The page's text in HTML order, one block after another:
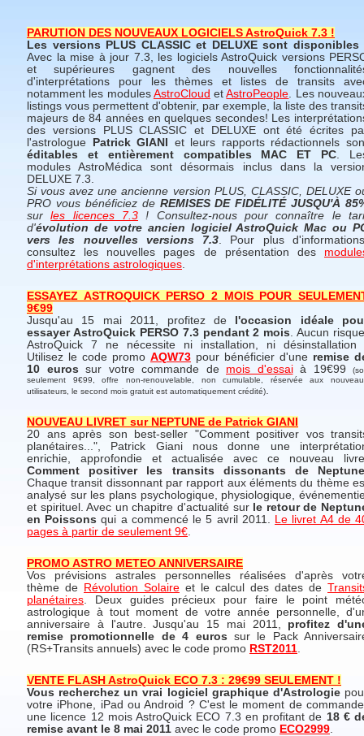
PARUTION DES NOUVEAUX LOGICIELS AstroQuick 7.3 !
Les versions PLUS CLASSIC et DELUXE sont disponibles
Avec la mise à jour 7.3, les logiciels AstroQuick versions
et supérieures gagnent des nouvelles
d'interprétations pour les thèmes et listes de transits
notamment les modules AstroCloud etAstroPeople. Les
listings vous permettent d'obtenir, par exemple, la liste des
majeurs de 84 années en quelques secondes! Les
des versions PLUS CLASSIC et DELUXE ont été écrites
l'astrologue
Patrick GIANI
et leurs rapports rédactionnels
éditables et entièrement compatibles MAC ET PC.
modules AstroMédica sont désormais inclus dans la
DELUXE 7.3.
Si vous avez une ancienne version PLUS, CLASSIC, DELUXE
PRO vous bénéficiez de REMISES DE FIDÉLITÉ JUSQU'À
surles licences 7.3 ! Consultez-nous pour connaître le
d'évolution de votre ancien logiciel AstroQuick Mac ou
vers les nouvelles versions 7.3. Pour plus
consultez les nouvelles pages de présentation des
d'interprétations astrologiques.
ESSAYEZ ASTROQUICK PERSO 2 MOIS POUR
9€99
Jusqu'au 15 mai 2011, profitez de
l'occasion idéale
essayer AstroQuick PERSO 7.3 pendant 2 mois. Aucun
AstroQuick 7 ne nécessite ni installation, ni désinstallation
Utilisez le code promo AQW73 pour bénéficier d'une remise
10 euros sur votre commande de mois d'essaià 19€99
seulement 9€99, offre non-renouvelable, non cumulable, réservée aux
utilisateurs, le second mois gratuit est automatiquement crédité).
NOUVEAU LIVRET sur NEPTUNE de Patrick GIANI
20 ans après son best-seller "Comment positiver vos
planétaires...", Patrick Giani nous donne une
enrichie, approfondie et actualisée avec ce nouveau
Comment positiver les transits dissonants de Neptune
Chaque transit dissonnant par rapport aux éléments du thème
analysé sur les plans psychologique, physiologique,
et spirituel. Avec un chapitre d'actualité sur le retour de
en Poissons qui a commencé le 5 avril 2011. Le livret A4 de
pages à partir de seulement 9€.
PROMO ASTRO METEO ANNIVERSAIRE
Vos prévisions astrales personnelles réalisées d'après
thème de Révolution Solaire et le calcul des dates de
planétaires. Deux guides précieux pour faire le point
astrologique à tout moment de votre année personnelle,
anniversaire à l'autre. Jusqu'au 15 mai 2011, profitez
remise promotionnelle de 4 euros sur le Pack
(RS+Transits annuels) avec le code promo RST2011.
VENTE FLASH AstroQuick ECO 7.3 : 29€99 SEULEMENT !
Vous recherchez un vrai logiciel graphique d'Astrologie
votre iPhone, iPad ou Android ? C'est le moment de
une licence 12 mois AstroQuick ECO 7.3 en profitant de 18 €
remise avant le 8 mai 2011 avec le code promo ECO2999.